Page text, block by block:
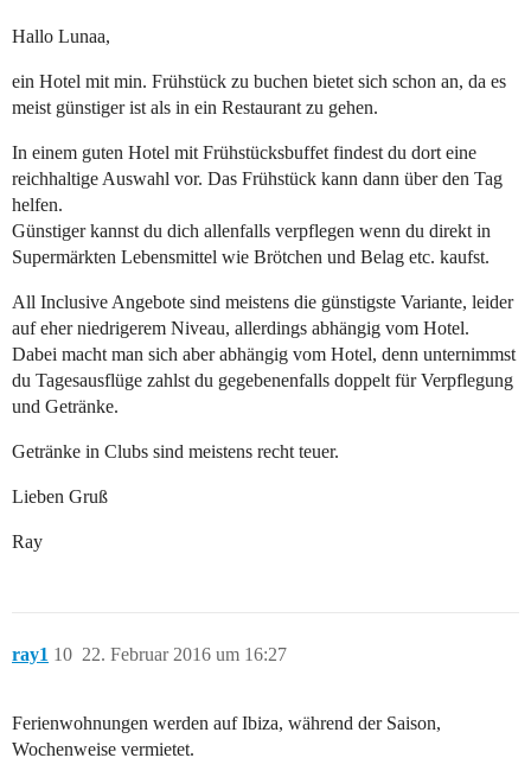
Hallo Lunaa,
ein Hotel mit min. Frühstück zu buchen bietet sich schon an, da es
meist günstiger ist als in ein Restaurant zu gehen.
In einem guten Hotel mit Frühstücksbuffet findest du dort eine
reichhaltige Auswahl vor. Das Frühstück kann dann über den Tag
helfen.
Günstiger kannst du dich allenfalls verpflegen wenn du direkt in
Supermärkten Lebensmittel wie Brötchen und Belag etc. kaufst.
All Inclusive Angebote sind meistens die günstigste Variante, leider
auf eher niedrigerem Niveau, allerdings abhängig vom Hotel.
Dabei macht man sich aber abhängig vom Hotel, denn unternimmst
du Tagesausflüge zahlst du gegebenenfalls doppelt für Verpflegung
und Getränke.
Getränke in Clubs sind meistens recht teuer.
Lieben Gruß
Ray
ray1 22. Februar 2016 um 16:27
10
Ferienwohnungen werden auf Ibiza, während der Saison,
Wochenweise vermietet.